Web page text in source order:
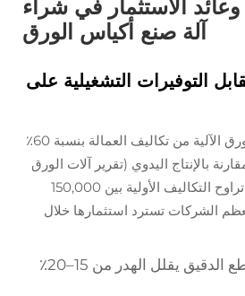
وعائد الاستثمار في شراء
آلة صنع أكياس الورق
التوفيرات التشغيلية على
تقلل آلات صنع أكياس الورق الآلية من تكاليف العمالة بنسبة 60٪
بنسبة 95٪ مقارنة بالإنتاج اليدوي (تقرير آلات الورق
2024). وعلى الرغم من تراوح التكاليف الأولية بين 150,000
فإن معظم الشركات تسترد استثمارها خلال
: القطع الدقيق يقلل الهدر من 15–20٪